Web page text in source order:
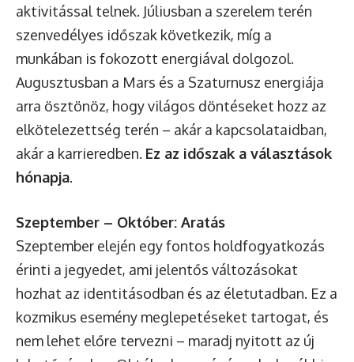
aktivitással telnek. Júliusban a szerelem terén
szenvedélyes időszak következik, míg a
munkában is fokozott energiával dolgozol.
Augusztusban a Mars és a Szaturnusz energiája
arra ösztönöz, hogy világos döntéseket hozz az
elkötelezettség terén – akár a kapcsolataidban,
akár a karrieredben. Ez az időszak a választások
hónapja.
Szeptember – Október: Aratás
Szeptember elején egy fontos holdfogyatkozás
érinti a jegyedet, ami jelentős változásokat
hozhat az identitásodban és az életutadban. Ez a
kozmikus esemény meglepetéseket tartogat, és
nem lehet előre tervezni – maradj nyitott az új